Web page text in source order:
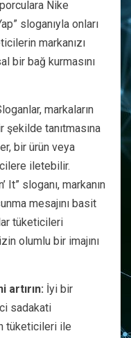
Nike
sloganıyla onları
markanızı
bir bağ kurmasını
markaların
tanıtmasına
bir ürün veya
iletebilir.
It” sloganı, markanın
mesajını basit
tüketicileri
olumlu bir imajını
artırın: İyi bir
sadakati
tüketicileri ile